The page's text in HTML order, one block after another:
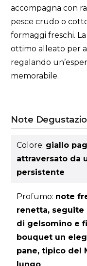
accompagna con
pesce crudo o
formaggi freschi.
ottimo alleato per
regalando
memorabile.
Note
Colore: giallo
attraversato da
persistente
Profumo: note
renetta,
di gelsomino e
bouquet un
pane, tipico del